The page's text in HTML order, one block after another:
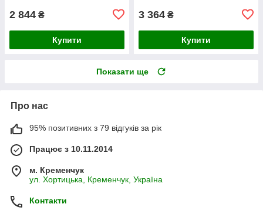
2 844 ₴
Купити
3 364 ₴
Купити
Показати ще
Про нас
95% позитивних з 79 відгуків за рік
Працює з 10.11.2014
м. Кременчук
ул. Хортицька, Кременчук, Україна
Контакти